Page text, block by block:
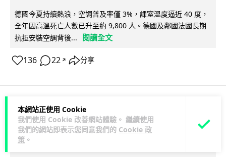
本網站正使用 Cookie
我們使用 Cookie 改善網站體驗。 繼續使用
我們的網站即表示您同意我們的 Cookie 政
策 。
德國今夏持續熱浪，空調普及率僅 3%，課室溫度逼近 40 度，
全年因高溫死亡人數已升至約 9,800 人。德國及鄰國法國長期
抗拒安裝空調背後...
閱讀全文
136 22 ↗ 分享
科技娛樂 生活科技
Lawton